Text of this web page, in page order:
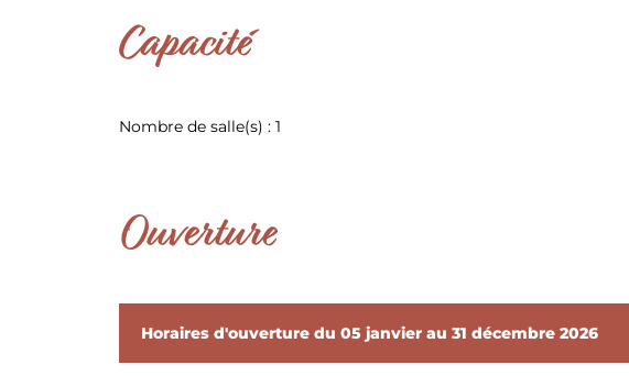
Capacité
Nombre de salle(s) : 1
Ouverture
Horaires d'ouverture du 05 janvier au 31 décembre 2026